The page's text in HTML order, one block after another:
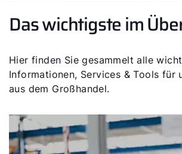
Das wichtigste im
Hier finden Sie gesammelt alle
Informationen, Services & Tools für
aus dem Großhandel.